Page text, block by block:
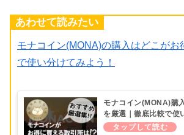
あわせて読みたい
モナコイン(MONA)の購入はどこがお
で使い分けてみよう！
モナコイン(MONA)購
を厳選｜徹底比較で使